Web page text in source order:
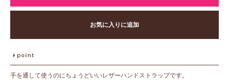
お気に入りに追加
手を通して使うのにちょうどいいレザーハンドストラップです。